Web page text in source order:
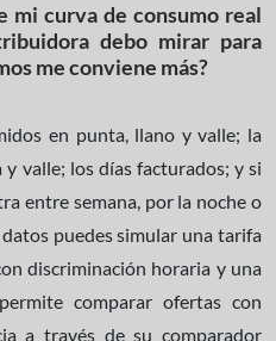
mi curva de consumo real
debo mirar para
me conviene más?
en punta, llano y valle; la
valle; los días facturados; y si
entre semana, por la noche o
puedes simular una tarifa
discriminación horaria y una
comparar ofertas con
a través de su comparador